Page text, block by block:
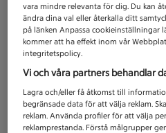
vara mindre relevanta för dig. Du kan
ändra dina val eller återkalla ditt
på länken Anpassa cookieinställningar
kommer att ha effekt inom vår
integritetspolicy.
Vi och våra partners behandlar
Lagra och/eller få åtkomst till
begränsade data för att välja reklam.
reklam. Använda profiler för att välja
reklamprestanda. Förstå målgrupper